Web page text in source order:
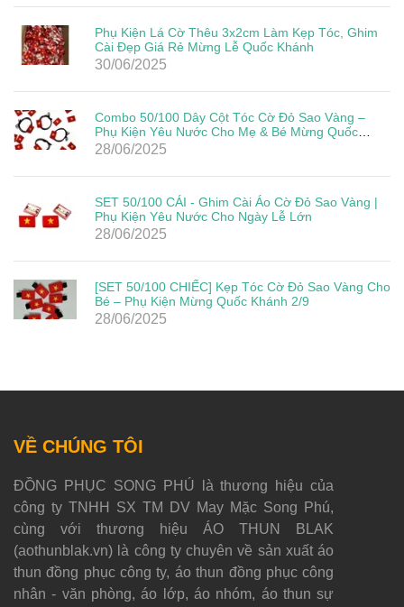
Phụ Kiện Lá Cờ Thêu 3x2cm Làm Kẹp Tóc, Ghim
Cài Đẹp Giá Rẻ Mừng Lễ Quốc Khánh
30/06/2025
Combo 50/100 Dây Cột Tóc Cờ Đỏ Sao Vàng –
Phụ Kiện Yêu Nước Cho Mẹ & Bé Mừng Quốc
Khánh 2/9
28/06/2025
SET 50/100 CÁI - Ghim Cài Áo Cờ Đỏ Sao Vàng |
Phụ Kiện Yêu Nước Cho Ngày Lễ Lớn
28/06/2025
[SET 50/100 CHIẾC] Kẹp Tóc Cờ Đỏ Sao Vàng Cho
Bé – Phụ Kiện Mừng Quốc Khánh 2/9
28/06/2025
VỀ CHÚNG TÔI
ĐỒNG PHỤC SONG PHÚ là thương hiệu của
công ty TNHH SX TM DV May Mặc Song Phú,
cùng với thương hiệu ÁO THUN BLAK
(aothunblak.vn) là công ty chuyên về sản xuất áo
thun đồng phục công ty, áo thun đồng phục công
nhân - văn phòng, áo lớp, áo nhóm, áo thun sự